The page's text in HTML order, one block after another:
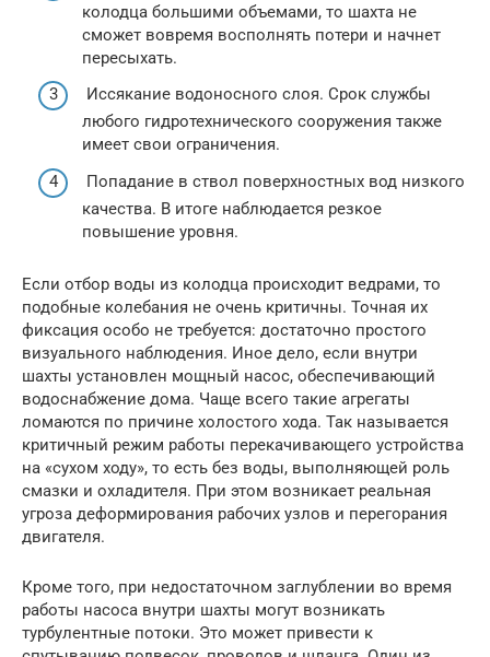
колодца большими объемами, то шахта не
сможет вовремя восполнять потери и начнет
пересыхать.
Иссякание водоносного слоя. Срок службы
любого гидротехнического сооружения также
имеет свои ограничения.
Попадание в ствол поверхностных вод низкого
качества. В итоге наблюдается резкое
повышение уровня.
Если отбор воды из колодца происходит ведрами, то
подобные колебания не очень критичны. Точная их
фиксация особо не требуется: достаточно простого
визуального наблюдения. Иное дело, если внутри
шахты установлен мощный насос, обеспечивающий
водоснабжение дома. Чаще всего такие агрегаты
ломаются по причине холостого хода. Так называется
критичный режим работы перекачивающего устройства
на «сухом ходу», то есть без воды, выполняющей роль
смазки и охладителя. При этом возникает реальная
угроза деформирования рабочих узлов и перегорания
двигателя.
Кроме того, при недостаточном заглублении во время
работы насоса внутри шахты могут возникать
турбулентные потоки. Это может привести к